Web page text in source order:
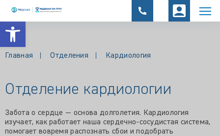
Открыть панель инструментов
Главная Отделения Кардиология
Отделение кардиологии
Забота о сердце — основа долголетия. Кардиология
изучает, как работает наша сердечно-сосудистая система,
помогает вовремя распознать сбои и подобрать